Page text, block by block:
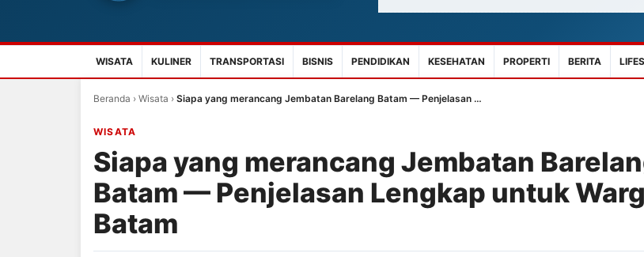
WISATA KULINER TRANSPORTASI BISNIS PENDIDIKAN KESEHATAN PROPERTI BERITA
Beranda › Wisata › Siapa yang merancang Jembatan Barelang Batam — Penjelasan …
WISATA
Siapa yang merancang Jembatan
Batam — Penjelasan Lengkap untuk
Batam